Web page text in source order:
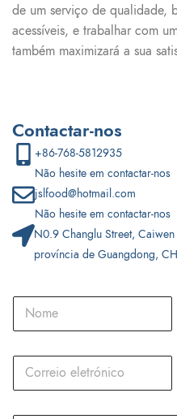
de um serviço de qualidade,
acessíveis, e trabalhar com
também maximizará a sua
Contactar-nos
+86-768-5812935
Não hesite em contactar-nos
jslfood@hotmail.com
Não hesite em contactar-nos
N0.9 Changlu Street,
província de Guangdong,